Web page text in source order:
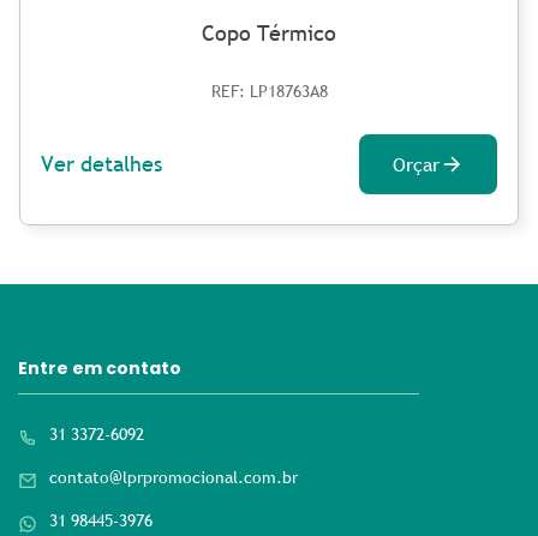
Copo Térmico
REF: LP18763A8
Ver detalhes Orçar
Entre em contato
31 3372-6092
contato@lprpromocional.com.br
31 98445-3976